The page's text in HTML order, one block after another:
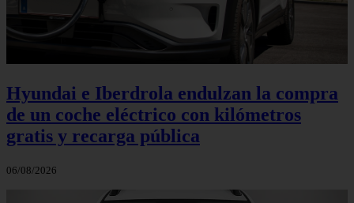
Hyundai e Iberdrola endulzan la compra
de un coche eléctrico con kilómetros
gratis y recarga pública
06/08/2026